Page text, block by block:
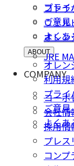
コトラ
ウェル
オレン
JRE
プライ
ご意⾒
よくあ
ABOUT
オレン
利用規
プライ
ご意⾒
よくあ
COMPANY
コーポ
会社情
採⽤情
プレス
コン